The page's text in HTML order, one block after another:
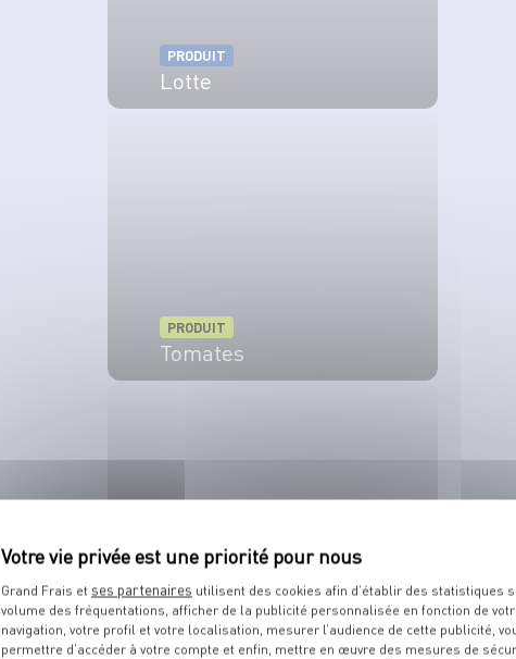
PRODUIT
Lotte
PRODUIT
Tomates
PRODUIT
Carotte
Grand Frais et ses partenaires utilisent des cookies afin d’établir des statistiques
volume des fréquentations, afficher de la publicité personnalisée en fonction de
navigation, votre profil et votre localisation, mesurer l’audience de cette publicité,
permettre d’accéder à votre compte et enfin, mettre en œuvre des mesures de